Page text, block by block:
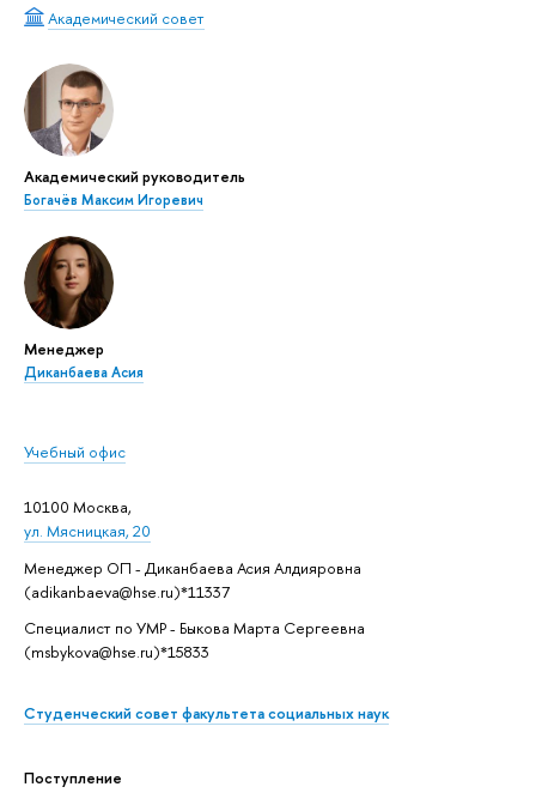
Академический совет
Академический руководитель
Богачёв Максим Игоревич
Менеджер
Диканбаева Асия
Учебный офис
10100 Москва,
ул. Мясницкая, 20
Менеджер ОП - Диканбаева Асия Алдияровна
(adikanbaeva@hse.ru)*11337
Специалист по УМР - Быкова Марта Сергеевна
(msbykova@hse.ru)*15833
Студенческий совет факультета социальных наук
Поступление